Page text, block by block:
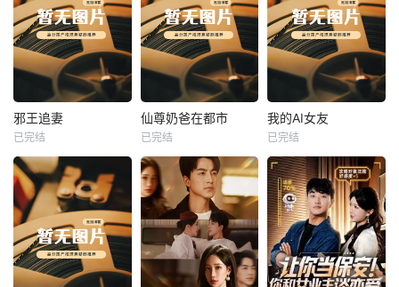
热播
邪王追妻
未知
邪王追妻
已完结
热播
未知
仙尊奶爸在都市
已完结
热播
我的AI女友
未知
我的AI女友
已完结